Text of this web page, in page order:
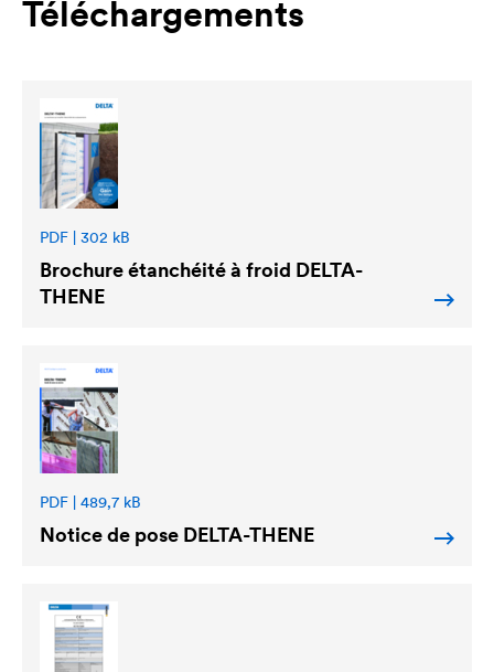
Téléchargements
PDF | 302 kB
Brochure étanchéité à froid DELTA-
THENE
PDF | 489,7 kB
Notice de pose DELTA-THENE